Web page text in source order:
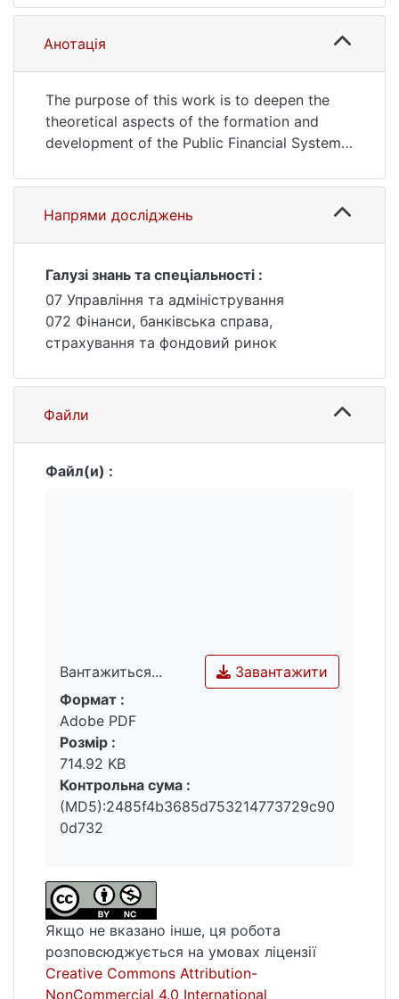
URL:
https://ir.library.knu.ua/handle/123456789/16
37 (date of access: 25.07.2026).
Анотація
The purpose of this work is to deepen the
theoretical aspects of the formation and
development of the Public Financial System
recommendations for its stabilization during
pandemic times.
Напрями досліджень
Галузі знань та спеціальності :
07 Управління та адміністрування
072 Фінанси, банківська справа,
страхування та фондовий ринок
Файли
Файл(и) :
Вантажиться...
Вантажиться...
Завантажити
Формат :
Adobe PDF
Розмір :
714.92 KB
Контрольна сума :
(MD5):2485f4b3685d753214773729c90
0d732
Якщо не вказано інше, ця робота
розповсюджується на умовах ліцензії
Creative Commons Attribution-
NonCommercial 4.0 International